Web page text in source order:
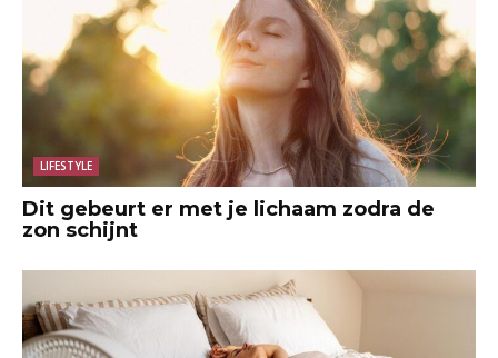
LIFESTYLE
Dit gebeurt er met je lichaam zodra de
zon schijnt